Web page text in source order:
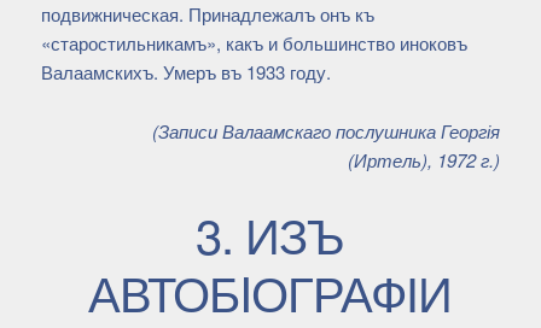
подвижническая. Принадлежалъ онъ къ
«старостильникамъ», какъ и большинство иноковъ
Валаамскихъ. Умеръ въ 1933 году.
(Записи Валаамскаго послушника Георгія
(Иртель), 1972 г.)
3. ИЗЪ
АВТОБIОГРАФІИ